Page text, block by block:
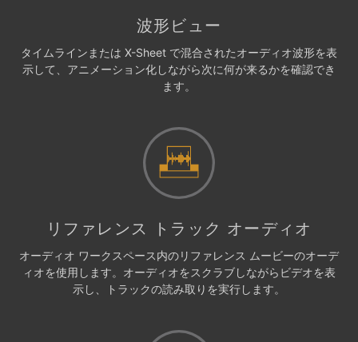
波形ビュー
タイムラインまたは X-Sheet で混合されたオーディオ波形を表
示して、アニメーション化しながら次に何が来るかを確認でき
ます。
リファレンス トラック オーディオ
オーディオ ワークスペース内のリファレンス ムービーのオーデ
ィオを使用します。オーディオをスクラブしながらビデオを表
示し、トラックの読み取りを実行します。